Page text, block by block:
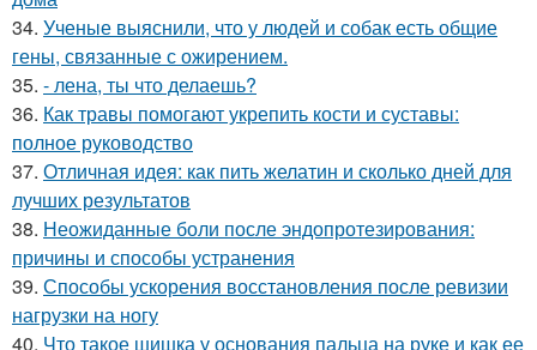
34. Ученые выяснили, что у людей и собак есть общие
гены, связанные с ожирением.
35. - лена, ты что делаешь?
36. Как травы помогают укрепить кости и суставы:
полное руководство
37. Отличная идея: как пить желатин и сколько дней для
лучших результатов
38. Неожиданные боли после эндопротезирования:
причины и способы устранения
39. Способы ускорения восстановления после ревизии
нагрузки на ногу
40. Что такое шишка у основания пальца на руке и как ее